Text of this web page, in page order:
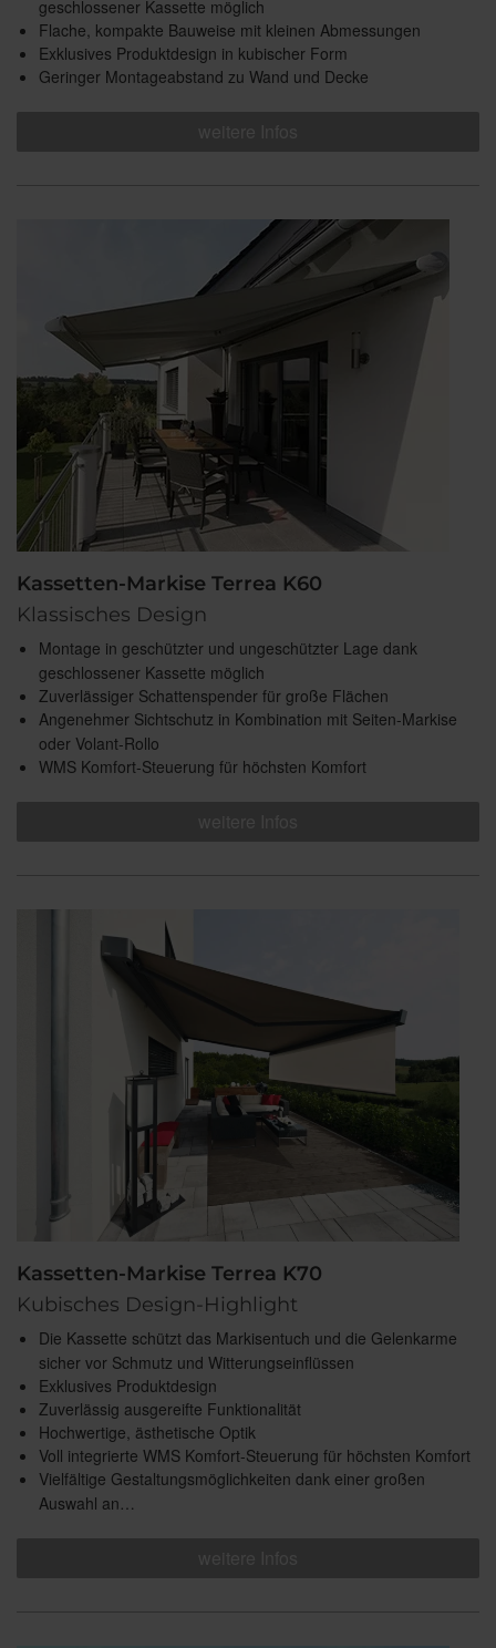
geschlossener Kassette möglich
Flache, kompakte Bauweise mit kleinen Abmessungen
Exklusives Produktdesign in kubischer Form
Geringer Montageabstand zu Wand und Decke
Kassetten-Markise Terrea K60
Klassisches Design
Montage in geschützter und ungeschützter Lage dank
geschlossener Kassette möglich
Zuverlässiger Schattenspender für große Flächen
Angenehmer Sichtschutz in Kombination mit Seiten-Markise
oder Volant-Rollo
WMS Komfort-Steuerung für höchsten Komfort
Kassetten-Markise Terrea K70
Kubisches Design-Highlight
Die Kassette schützt das Markisentuch und die Gelenkarme
sicher vor Schmutz und Witterungseinflüssen
Exklusives Produktdesign
Zuverlässig ausgereifte Funktionalität
Hochwertige, ästhetische Optik
Voll integrierte WMS Komfort-Steuerung für höchsten Komfort
Vielfältige Gestaltungsmöglichkeiten dank einer großen
Auswahl an…